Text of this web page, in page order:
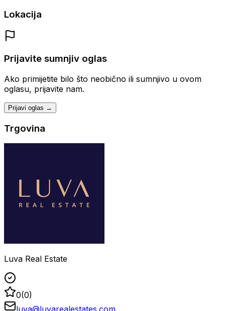
Lokacija
Prijavite sumnjiv oglas
Ako primijetite bilo što neobično ili sumnjivo u ovom
oglasu, prijavite nam.
Prijavi oglas →
Trgovina
Luva Real Estate
0(0)